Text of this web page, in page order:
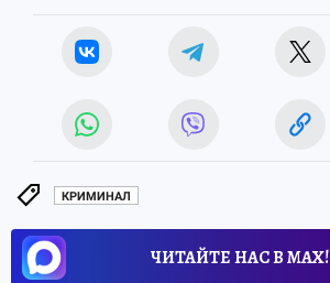
КРИМИНАЛ
ЧИТАЙТЕ НАС В МАХ!